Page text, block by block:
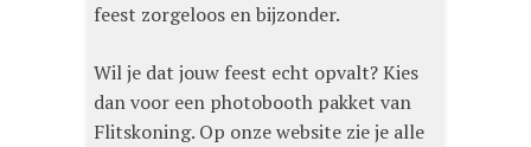
feest zorgeloos en bijzonder.
Wil je dat jouw feest echt opvalt? Kies
dan voor een photobooth pakket van
Flitskoning. Op onze website zie je alle